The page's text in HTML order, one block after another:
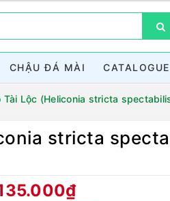
CHẬU ĐÁ MÀI CATALOGUE
Tài Lộc (Heliconia stricta
stricta